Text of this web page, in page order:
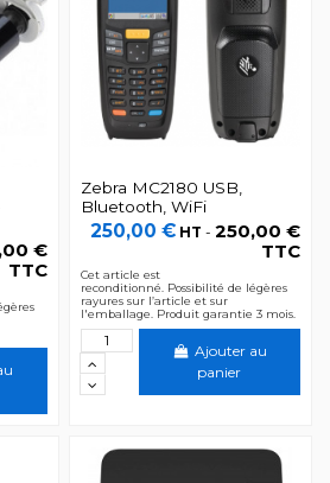
€
TTC
Zebra MC2180 USB,
Bluetooth, WiFi
250,00 € HT -250,00 €
TTC
Cet article est
reconditionné. Possibilité de légères
rayures sur l’article et sur
l'emballage. Produit garantie 3 mois.
Ajouter au
panier